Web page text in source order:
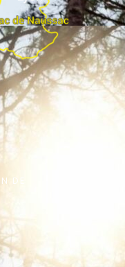
DE